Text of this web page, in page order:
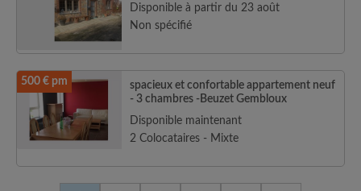
Disponible à partir du 23 août
Non spécifié
500 € pm
spacieux et confortable appartement neuf
- 3 chambres -Beuzet Gembloux
Disponible maintenant
2 Colocataires - Mixte